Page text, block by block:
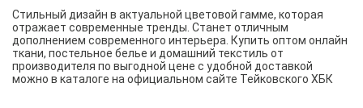
Стильный дизайн в актуальной цветовой гамме, которая
отражает современные тренды. Станет отличным
дополнением современного интерьера. Купить оптом онлайн
ткани, постельное белье и домашний текстиль от
производителя по выгодной цене с удобной доставкой
можно в каталоге на официальном сайте Тейковского ХБК